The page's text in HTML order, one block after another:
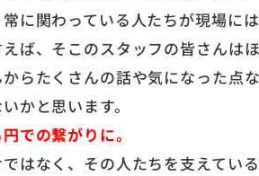
に関わっている人たちが現場には
ば、そこのスタッフの皆さんは
らたくさんの話や気になった点
かと思います。
での繋がりに。
はなく、その人たちを支えてい